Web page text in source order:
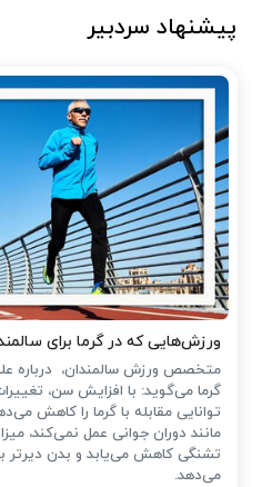
پیشنهاد سردبیر
ورزش‌هایی که در گرما برای
متخصص ورزش سالمندان، درباره
گرما می‌گوید: با افزایش سن،
توانایی مقابله با گرما را کاهش
مانند دوران جوانی عمل نمی‌کند،
تشنگی کاهش می‌یابد و بدن دیرتر
می‌دهد.